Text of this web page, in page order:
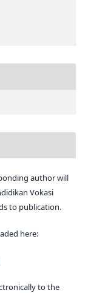
author will
Vokasi
to publication.
here:
to the